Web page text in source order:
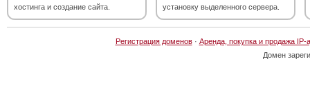
хостинга и создание сайта.
установку выделенного сервера.
Регистрация доменов· Аренда, покупка и продажа IP-
Домен